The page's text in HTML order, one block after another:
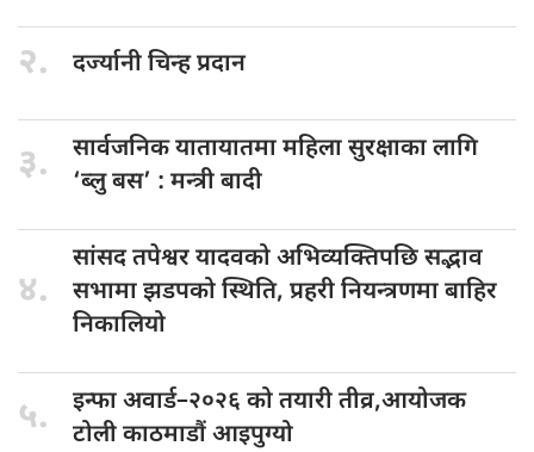
२. दर्ज्यानी चिन्हप्रदान
३. सार्वजनिक यातायातमामहिला सुरक्षाका लागि
‘ब्लु बस’ : मन्त्री बादी
४.
सांसद तपेश्वरयादवको अभिव्यक्तिपछि सद्भाव
सभामा झडपको स्थिति, प्रहरी नियन्त्रणमा बाहिर
निकालियो
५. इन्फा अवार्ड–२०२६ को तयारी तीव्र,आयोजक
टोली काठमाडौं आइपुग्यो